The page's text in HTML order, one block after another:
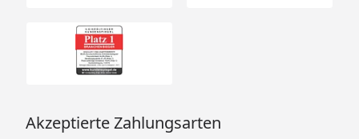
Akzeptierte Zahlungsarten